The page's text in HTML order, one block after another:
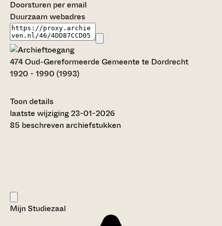
Doorsturen per email
Duurzaam webadres
474 Oud-Gereformeerde Gemeente te Dordrecht
1920 - 1990 (1993)
Toon details
Datering:
1920 - 1990 (1993)
Oud-Gereformeerde Gemeente te Dordrecht
Categorie:
Religie en Levensbeschouwing
laatste wijziging 23-01-2026
85 beschreven archiefstukken
Mijn Studiezaal